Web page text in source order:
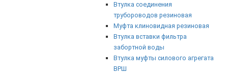
Втулка соединения
трубороводов резиновая
Муфта клиновидная резиновая
Втулка вставки фильтра
забортной воды
Втулка муфты силового агрегата
ВРШ